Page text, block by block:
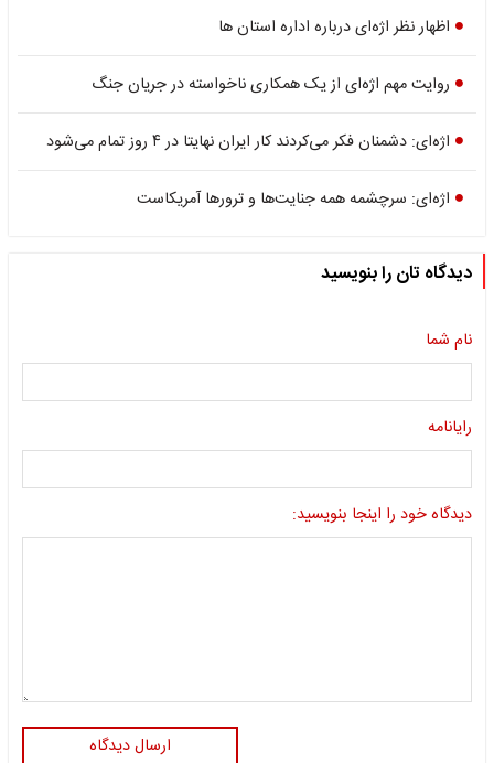
اظهار نظر اژه‌ای درباره اداره استان ها
روایت مهم اژه‌ای از یک همکاری ناخواسته در جریان جنگ
اژه‌ای: دشمنان فکر می‌کردند کار ایران نهایتا در ۴ روز تمام می‌شود
اژه‌ای: سرچشمه همه جنایت‌ها و ترورها آمریکاست
دیدگاه تان را بنویسید
نام شما
رایانامه
دیدگاه خود را اینجا بنویسید:
ارسال دیدگاه